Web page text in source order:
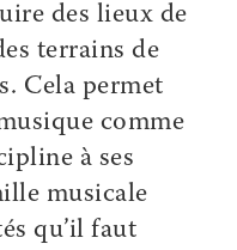
des lieux de
terrains de
Cela permet
comme
à ses
musicale
qu’il faut